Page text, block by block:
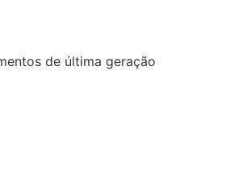
de última geração